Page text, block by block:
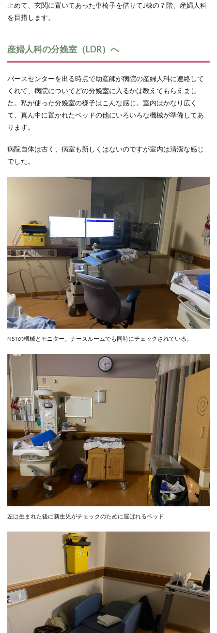
止めて、玄関に置いてあった車椅子を借りてJ棟の７階、産婦人科
を目指します。
産婦人科の分娩室（LDR）へ
バースセンターを出る時点で助産師が病院の産婦人科に連絡して
くれて、病院についてどの分娩室に入るかは教えてもらえまし
た。私が使った分娩室の様子はこんな感じ。室内はかなり広く
て、真ん中に置かれたベッドの他にいろいろな機械が準備してあ
ります。
病院自体は古く、病室も新しくはないのですが室内は清潔な感じ
でした。
NSTの機械とモニター。ナースルームでも同時にチェックされている。
左は生まれた後に新生児がチェックのために運ばれるベッド